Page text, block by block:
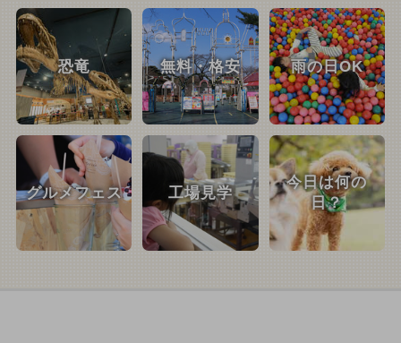
恐竜 無料・格安 雨の日OK
グルメフェス 工場見学
今日は何の
日？